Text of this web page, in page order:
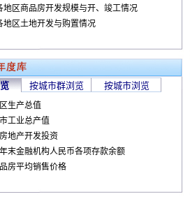
地区商品房开发规模与开、竣工情况
地区土地开发与购置情况
按城市群浏览 按城市浏览
生产总值
工业总产值
地产开发投资
末金融机构人民币各项存款余额
房平均销售价格